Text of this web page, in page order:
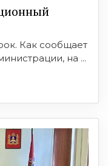
Как сообщает
на ...